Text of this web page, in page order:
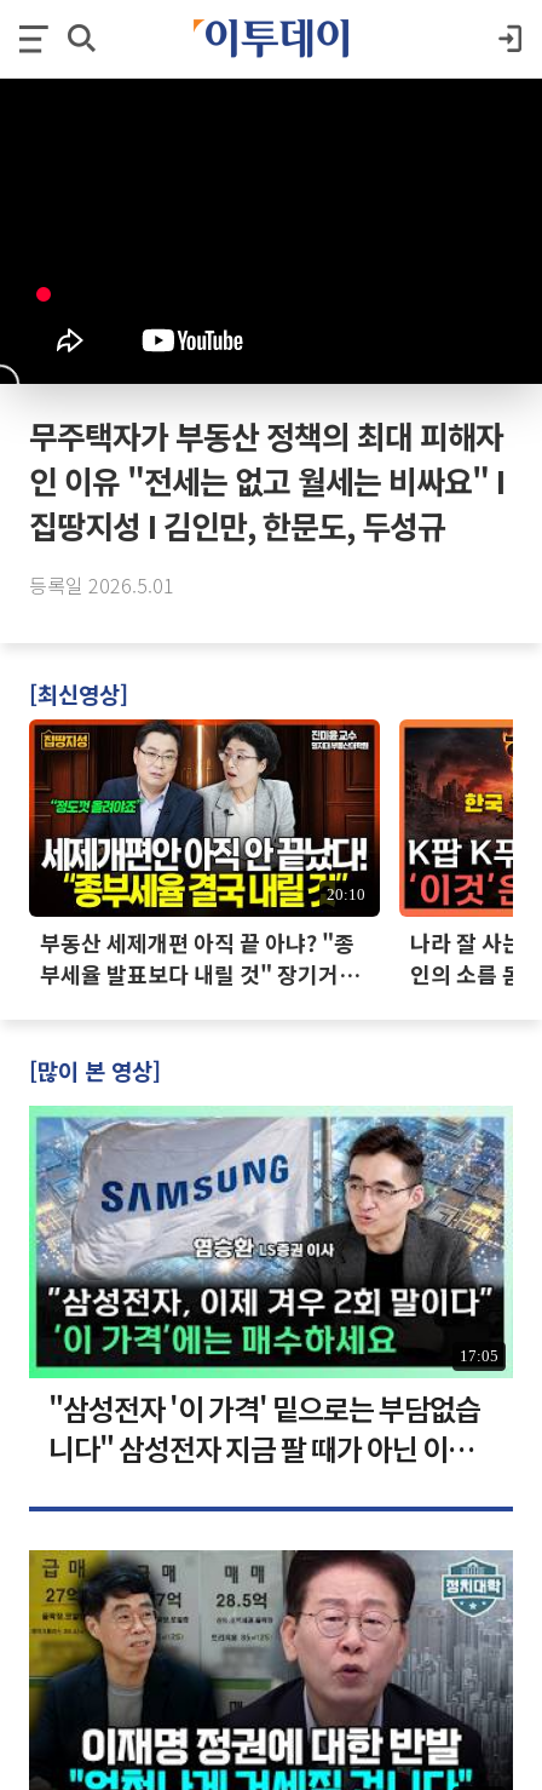
무주택자가 부동산 정책의 최대 피해자
인 이유 "전세는 없고 월세는 비싸요" I
집땅지성 I 김인만, 한문도, 두성규
등록일 2026.5.01
[최신영상]
20:10
부동산 세제개편 아직 끝 아냐? "종
부세율 발표보다 내릴 것" 장기거주
나라 잘 사는
인의 소름 돋
[많이 본 영상]
17:05
"삼성전자 '이 가격' 밑으로는 부담없습
니다" 삼성전자 지금 팔 때가 아닌 이유